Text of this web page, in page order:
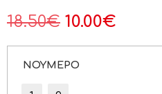
18.50€ 10.00€
ΝΟΥΜΕΡΟ